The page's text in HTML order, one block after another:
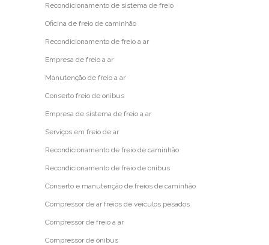
Recondicionamento de sistema de freio
Oficina de freio de caminhão
Recondicionamento de freio a ar
Empresa de freio a ar
Manutenção de freio a ar
Conserto freio de onibus
Empresa de sistema de freio a ar
Serviços em freio de ar
Recondicionamento de freio de caminhão
Recondicionamento de freio de onibus
Conserto e manutenção de freios de caminhão
Compressor de ar freios de veículos pesados
Compressor de freio a ar
Compressor de ônibus